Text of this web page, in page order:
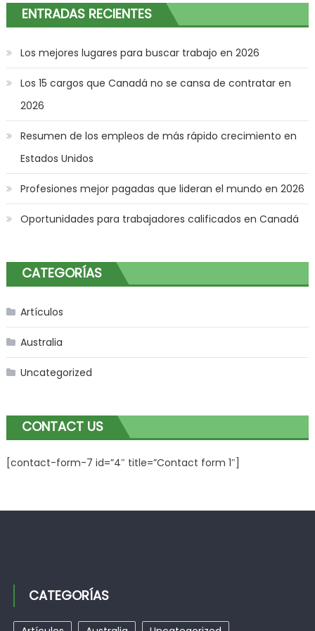
ENTRADAS RECIENTES
Los mejores lugares para buscar trabajo en 2026
Los 15 cargos que Canadá no se cansa de contratar en
2026
Resumen de los empleos de más rápido crecimiento en
Estados Unidos
Profesiones mejor pagadas que lideran el mundo en 2026
Oportunidades para trabajadores calificados en Canadá
CATEGORÍAS
Artículos
Australia
Uncategorized
CONTACT US
[contact-form-7 id=”4″ title=”Contact form 1″]
CATEGORÍAS